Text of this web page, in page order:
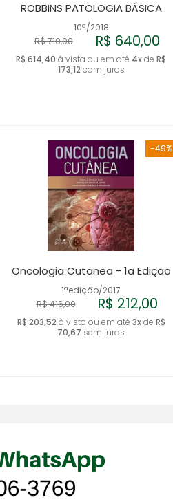
10ª/2018
ROBBINS PATOLOGIA BÁSICA
R$ 710,00 R$ 640,00
R$ 614,40 à vista ou em até 4xde R$
173,12 com juros
-49%
1ªedição/2017
Oncologia Cutanea - 1a Edição
R$ 416,00 R$ 212,00
R$ 203,52 à vista ou em até 3xde R$
70,67 sem juros